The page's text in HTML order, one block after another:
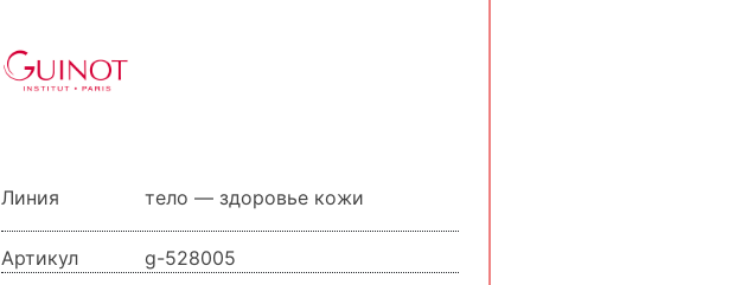
Линия тело — здоровье кожи
Артикул
g-528005